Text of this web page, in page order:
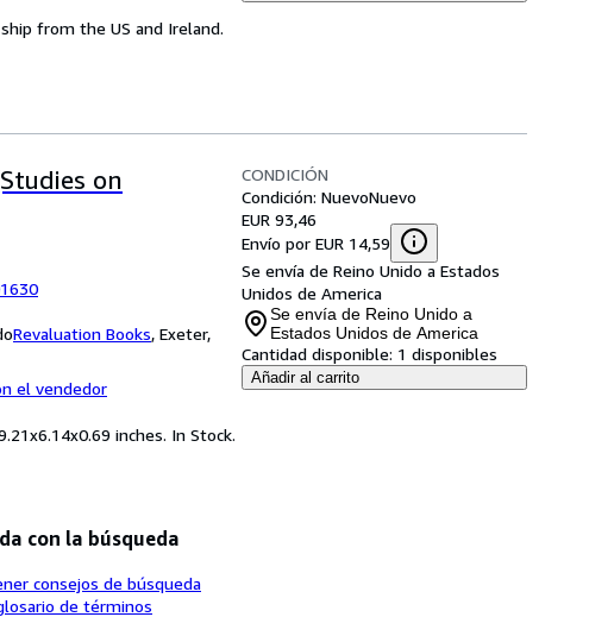
ship from the US and Ireland.
on
Revaluation Books, Exeter,
el vendedor
CONDICIÓN
Condición: NuevoNuevo
EUR 93,46
Envío por EUR 14,59
Se envía de Reino Unido a Estados
Unidos de America
Se envía de Reino Unido a
Estados Unidos de America
Cantidad disponible: 1 disponibles
Añadir al carrito
inches. In Stock.
con la búsqueda
consejos de búsqueda
de términos